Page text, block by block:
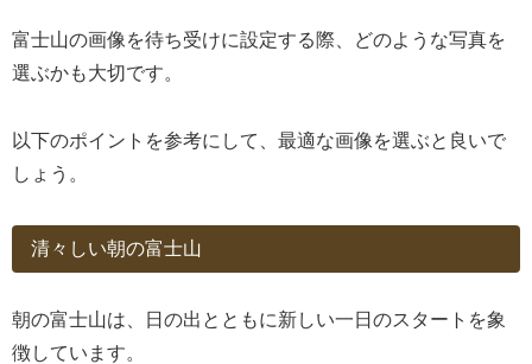
富士山の画像を待ち受けに設定する際、どのような写真を
選ぶかも大切です。
以下のポイントを参考にして、最適な画像を選ぶと良いで
しょう。
清々しい朝の富士山
朝の富士山は、日の出とともに新しい一日のスタートを象
徴しています。